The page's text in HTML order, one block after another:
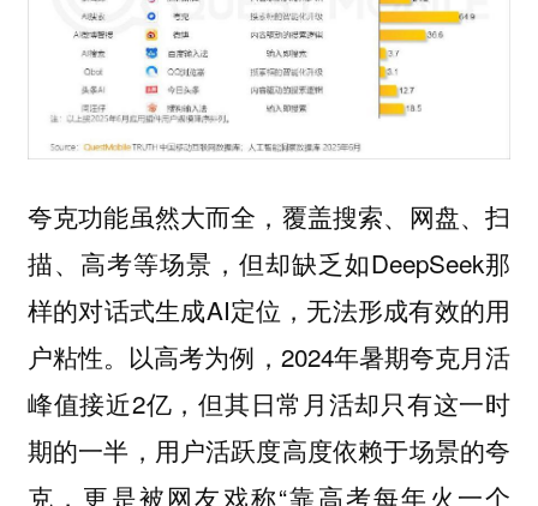
夸克功能虽然大而全，覆盖搜索、网盘、扫
描、高考等场景，但却缺乏如DeepSeek那
样的对话式生成AI定位，无法形成有效的用
户粘性。以高考为例，2024年暑期夸克月活
峰值接近2亿，但其日常月活却只有这一时
期的一半，用户活跃度高度依赖于场景的夸
克，更是被网友戏称“靠高考每年火一个